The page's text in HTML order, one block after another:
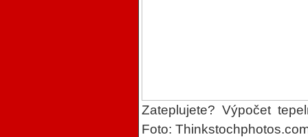
Zateplujete? Výpočet
Foto: